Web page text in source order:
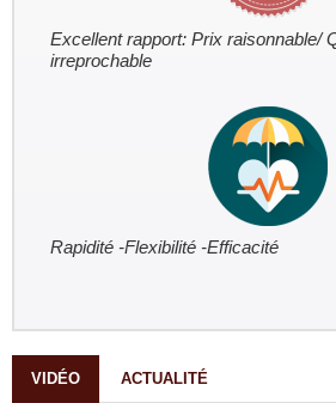
Excellent rapport: Prix raisonnable/
irreprochable
Rapidité -Flexibilité -Efficacité
VIDÉO ACTUALITÉ